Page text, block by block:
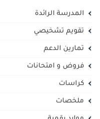
المدرسة الرائدة
تقويم تشخيصي
تمارين الدعم
فروض و امتحانات
كراسات
ملخصات